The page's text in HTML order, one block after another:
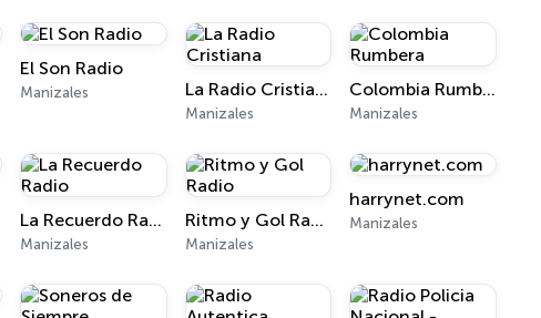
El Son Radio
Manizales La Radio Cristiana
Manizales
Colombia Rumbera
Manizales
La Recuerdo Radio
Manizales
Ritmo y Gol Radio
Manizales
harrynet.com
Manizales